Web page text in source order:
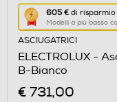
605 € di risparmio
Modelli a più basso
Questa
azione
aprirà
il
Calcolatore
di
ASCIUGATRICI
ELECTROLUX -
B-Bianco
€ 731,00